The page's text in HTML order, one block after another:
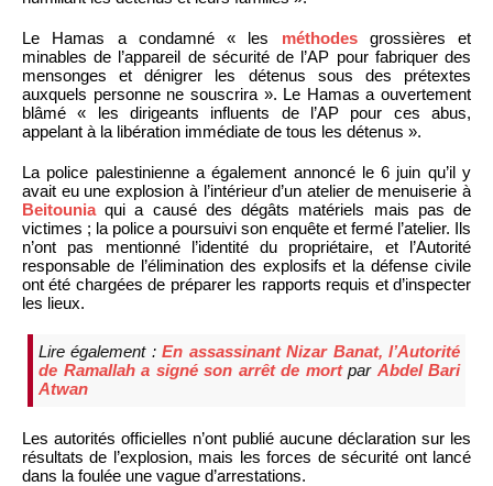
Le Hamas a condamné « les méthodesgrossières et
minables de l’appareil de sécurité de l’AP pour fabriquer des
mensonges et dénigrer les détenus sous des prétextes
auxquels personne ne souscrira ». Le Hamas a ouvertement
blâmé « les dirigeants influents de l’AP pour ces abus,
appelant à la libération immédiate de tous les détenus ».
La police palestinienne a également annoncé le 6 juin qu’il y
avait eu une explosion à l’intérieur d’un atelier de menuiserie à
Beitouniaqui a causé des dégâts matériels mais pas de
victimes ; la police a poursuivi son enquête et fermé l’atelier. Ils
n’ont pas mentionné l’identité du propriétaire, et l’Autorité
responsable de l’élimination des explosifs et la défense civile
ont été chargées de préparer les rapports requis et d’inspecter
les lieux.
Lire également :En assassinant Nizar Banat, l’Autorité
de Ramallah a signé son arrêt de mortpar Abdel Bari
Atwan
Les autorités officielles n’ont publié aucune déclaration sur les
résultats de l’explosion, mais les forces de sécurité ont lancé
dans la foulée une vague d’arrestations.